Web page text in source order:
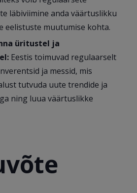
läbiviimine anda väärtuslikku
eelistuste muutumise kohta.
üritustel ja
Eestis toimuvad regulaarselt
ja messid, mis
tutvuda uute trendide ja
ning luua väärtuslikke